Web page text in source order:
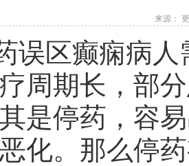
来源：
误区癫痫病
周期长，部
是停药，容
化。那么停